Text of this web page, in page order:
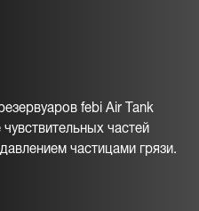
febi Air Tank
частей
частицами грязи.